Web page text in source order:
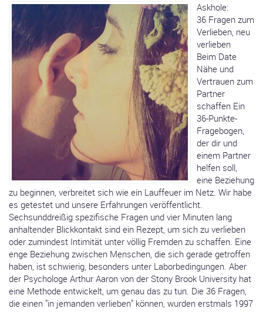
Askhole:
36 Fragen zum
Verlieben, neu
verlieben
Beim Date
Nähe und
Vertrauen zum
Partner
schaffen Ein
36-Punkte-
Fragebogen,
der dir und
einem Partner
helfen soll,
eine Beziehung
zu beginnen, verbreitet sich wie ein Lauffeuer im Netz. Wir habe
es getestet und unsere Erfahrungen veröffentlicht.
Sechsunddreißig spezifische Fragen und vier Minuten lang
anhaltender Blickkontakt sind ein Rezept, um sich zu verlieben
oder zumindest Intimität unter völlig Fremden zu schaffen. Eine
enge Beziehung zwischen Menschen, die sich gerade getroffen
haben, ist schwierig, besonders unter Laborbedingungen. Aber
der Psychologe Arthur Aaron von der Stony Brook University hat
eine Methode entwickelt, um genau das zu tun. Die 36 Fragen,
die einen "in jemanden verlieben" können, wurden erstmals 1997